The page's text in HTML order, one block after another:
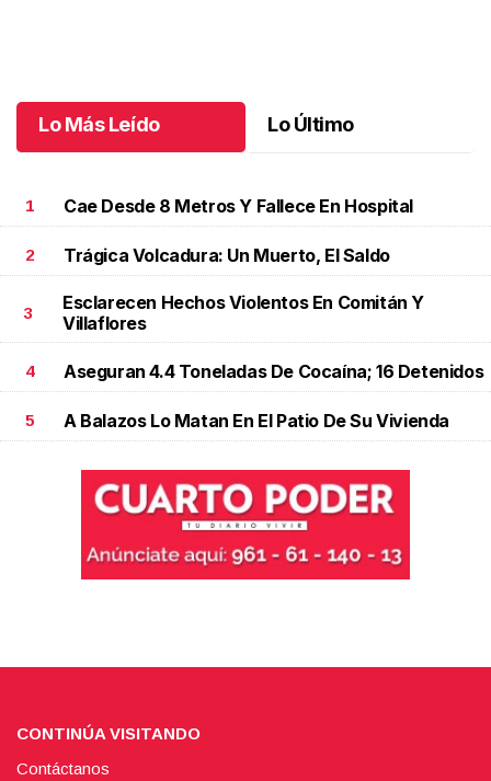
Lo Más Leído Lo Último
1 Cae Desde 8 Metros Y Fallece En Hospital
2 Trágica Volcadura: Un Muerto, El Saldo
3
Esclarecen Hechos Violentos En Comitán Y
Villaflores
4 Aseguran 4.4 Toneladas De Cocaína; 16 Detenidos
5 A Balazos Lo Matan En El Patio De Su Vivienda
CONTINÚA VISITANDO
Contáctanos